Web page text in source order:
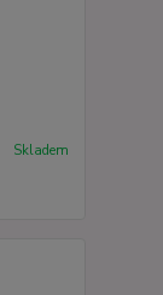
Skladem